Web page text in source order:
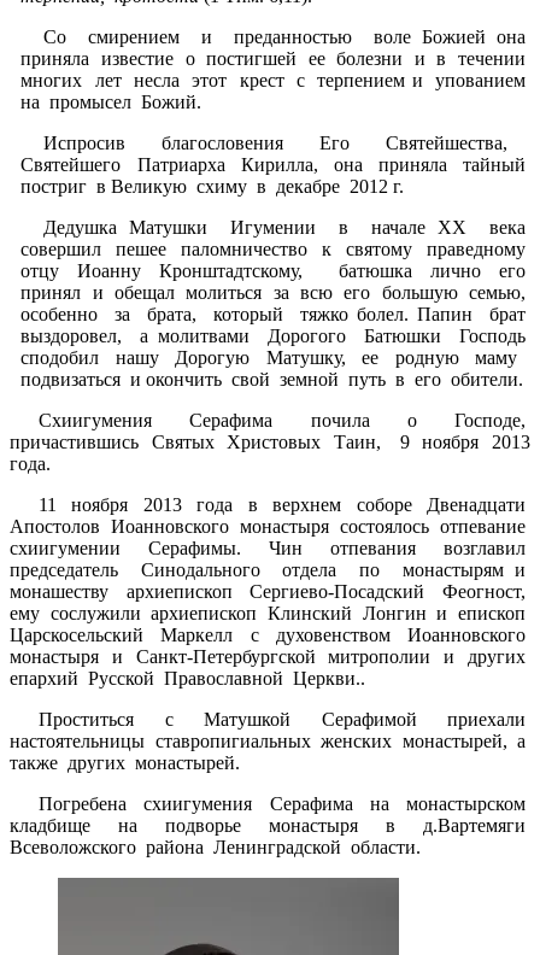
Со смирением и преданностью воле Божией она
приняла известие о постигшей ее болезни и в течении
многих лет несла этот крест с терпением и упованием
на промысел Божий.
Испросив благословения Его Святейшества,
Святейшего Патриарха Кирилла, она приняла тайный
постриг в Великую схиму в декабре 2012 г.
Дедушка Матушки Игумении в начале ХХ века
совершил пешее паломничество к святому праведному
отцу Иоанну Кронштадтскому, батюшка лично его
принял и обещал молиться за всю его большую семью,
особенно за брата, который тяжко болел. Папин брат
выздоровел, а молитвами Дорогого Батюшки Господь
сподобил нашу Дорогую Матушку, ее родную маму
подвизаться и окончить свой земной путь в его обители.
Схиигумения Серафима почила о Господе,
причастившись Святых Христовых Таин, 9 ноября 2013
года.
11 ноября 2013 года в верхнем соборе Двенадцати
Апостолов Иоанновского монастыря состоялось отпевание
схиигумении Серафимы. Чин отпевания возглавил
председатель Синодального отдела по монастырям и
монашеству архиепископ Сергиево-Посадский Феогност,
ему сослужили архиепископ Клинский Лонгин и епископ
Царскосельский Маркелл с духовенством Иоанновского
монастыря и Санкт-Петербургской митрополии и других
епархий Русской Православной Церкви..
Проститься с Матушкой Серафимой приехали
настоятельницы ставропигиальных женских монастырей, а
также других монастырей.
Погребена схиигумения Серафима на монастырском
кладбище на подворье монастыря в д.Вартемяги
Всеволожского района Ленинградской области.